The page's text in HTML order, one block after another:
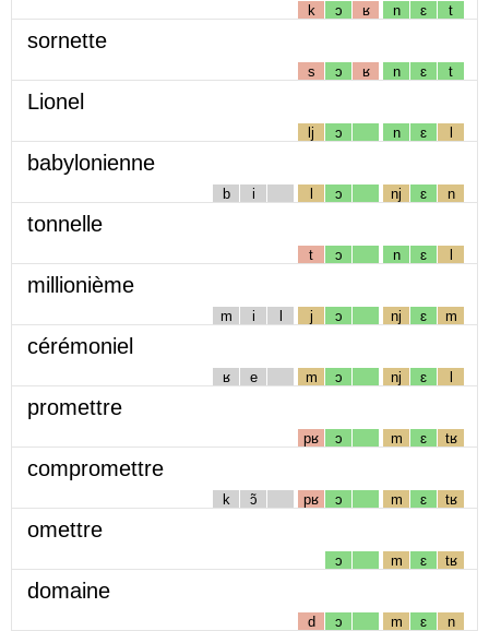
k ɔ ʁ n ɛ t
sornette
s ɔ ʁ n ɛ t
Lionel
lj ɔ n ɛ l
babylonienne
b i l ɔ nj ɛ n
tonnelle
t ɔ n ɛ l
millionième
m i l j ɔ nj ɛ m
cérémoniel
ʁ e m ɔ nj ɛ l
promettre
pʁ ɔ m ɛ tʁ
compromettre
k ɔ̃ pʁ ɔ m ɛ tʁ
omettre
ɔ m ɛ tʁ
domaine
d ɔ m ɛ n